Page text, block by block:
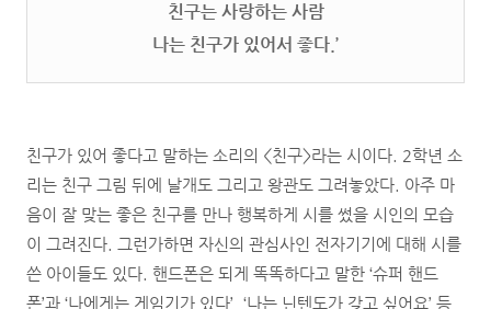
친구는 사랑하는 사람
나는 친구가 있어서 좋다.’
친구가 있어 좋다고 말하는 소리의 <친구>라는 시이다. 2학년 소
리는 친구 그림 뒤에 날개도 그리고 왕관도 그려놓았다. 아주 마
음이 잘 맞는 좋은 친구를 만나 행복하게 시를 썼을 시인의 모습
이 그려진다. 그런가하면 자신의 관심사인 전자기기에 대해 시를
쓴 아이들도 있다. 핸드폰은 되게 똑똑하다고 말한 ‘슈퍼 핸드
폰’과 ‘나에게는 게임기가 있다’, ‘나는 닌텐도가 갖고 싶어요’ 등